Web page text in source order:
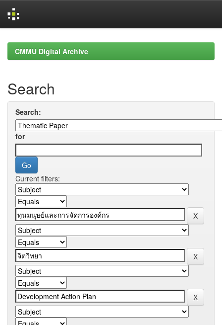
navigationCMMU Digital Archive
Search
Search:
for
Current filters: